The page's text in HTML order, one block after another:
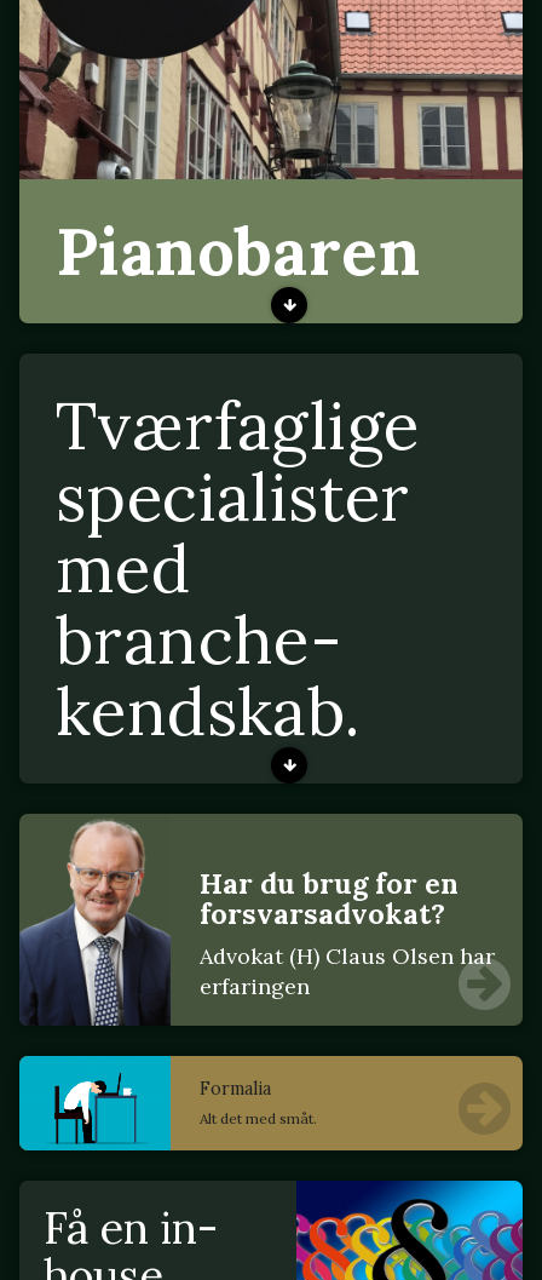
Pianobaren
Tværfaglige
specialister
med
branche-
kendskab.
Har du brug for en
forsvarsadvokat?
Advokat (H) Claus Olsen har
erfaringen
Formalia
Alt det med småt.
Få en in-